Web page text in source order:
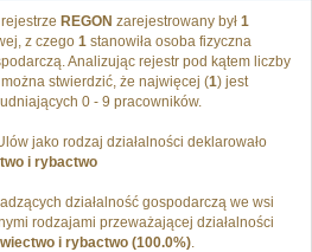
REGON zarejestrowany był 1
z czego 1 stanowiła osoba fizyczna
Analizując rejestr pod kątem liczby
stwierdzić, że najwięcej (1) jest
0 - 9 pracowników.
jako rodzaj działalności deklarowało
i rybactwo
działalność gospodarczą we wsi
rodzajami przeważającej działalności
i rybactwo (100.0%).